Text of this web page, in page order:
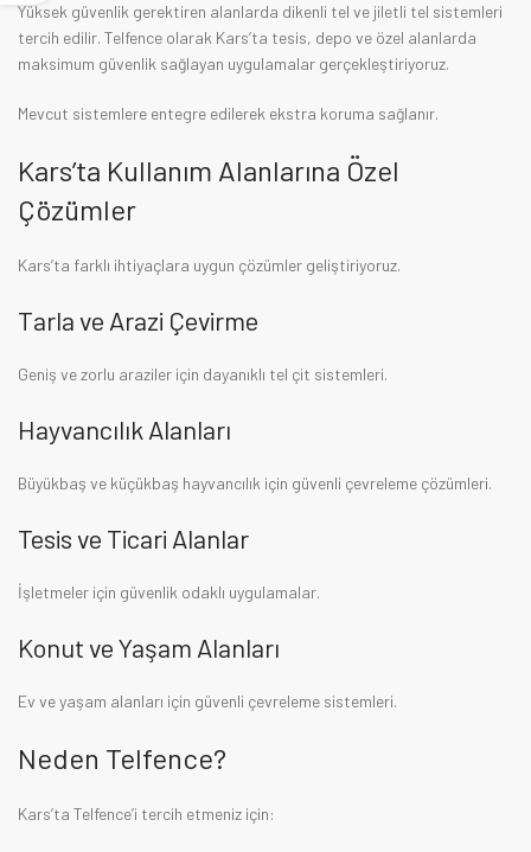
Yüksek güvenlik gerektiren alanlarda dikenli tel ve jiletli tel sistemleri
tercih edilir. Telfence olarak Kars’ta tesis, depo ve özel alanlarda
maksimum güvenlik sağlayan uygulamalar gerçekleştiriyoruz.
Mevcut sistemlere entegre edilerek ekstra koruma sağlanır.
Kars’ta Kullanım Alanlarına Özel
Çözümler
Kars’ta farklı ihtiyaçlara uygun çözümler geliştiriyoruz.
Tarla ve Arazi Çevirme
Geniş ve zorlu araziler için dayanıklı tel çit sistemleri.
Hayvancılık Alanları
Büyükbaş ve küçükbaş hayvancılık için güvenli çevreleme çözümleri.
Tesis ve Ticari Alanlar
İşletmeler için güvenlik odaklı uygulamalar.
Konut ve Yaşam Alanları
Ev ve yaşam alanları için güvenli çevreleme sistemleri.
Neden Telfence?
Kars’ta Telfence’i tercih etmeniz için: